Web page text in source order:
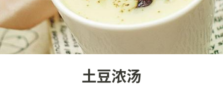
土豆浓汤